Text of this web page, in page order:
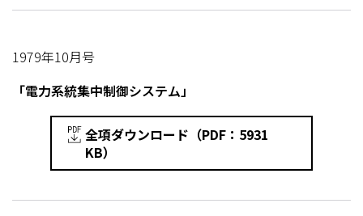
1979年10月号
「電力系統集中制御システム」
全項ダウンロード（PDF：5931
KB）